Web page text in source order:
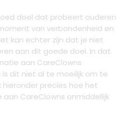
doel dat probeert ouderen
van verbondenheid en
kan echter zijn dat je niet
aan dit goede doel. In dat
aan CareClowns
dit niet al te moeilijk om te
hieronder precies hoe het
CareClowns onmiddellijk